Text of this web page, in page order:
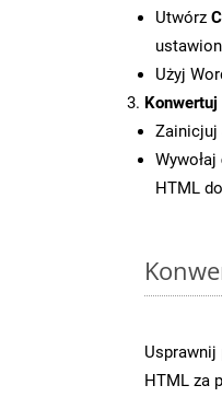
Utwórz
Użyj
Zainicjuj
Wywołaj
HTML
HTML za